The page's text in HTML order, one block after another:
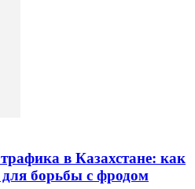
в Казахстане: как
борьбы с фродом